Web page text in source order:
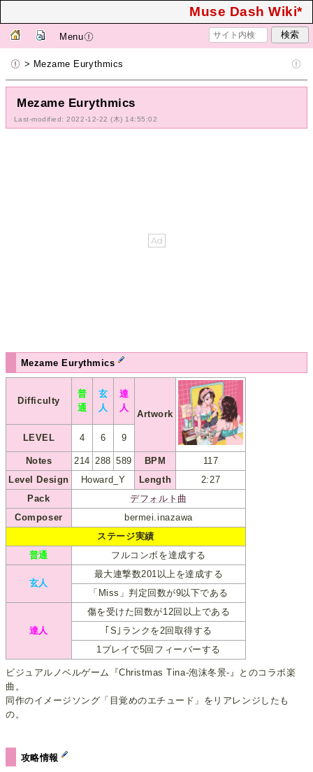
Muse Dash Wiki*
Menu
> Mezame Eurythmics
Mezame Eurythmics
Last-modified: 2022-12-22 (木) 14:55:02
Mezame Eurythmics
Difficulty
普
通
玄
人
達
人
Artwork
LEVEL 4 6 9
Notes 214 288 589 BPM
117
Level Design
Howard_Y Length
2:27
Pack
デフォルト曲
Composer
bermei.inazawa
ステージ実績
普通
フルコンボを達成する
玄人
最大連撃数201以上を達成する
「Miss」判定回数が9以下である
達人
傷を受けた回数が12回以上である
｢S｣ランクを2回取得する
1プレイで5回フィーバーする
ビジュアルノベルゲーム『Christmas Tina-泡沫冬景-』とのコラボ楽
曲。
同作のイメージソング「目覚めのエチュード」をリアレンジしたも
の。
攻略情報